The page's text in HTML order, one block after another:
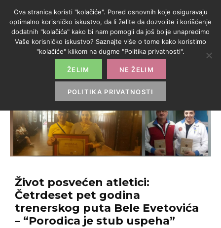
Život posvećen atletici:
Četrdeset pet godina
trenerskog puta Bele Evetovića
– “Porodica je stub uspeha”
Ova stranica koristi "kolačiće". Pored osnovnih koje osiguravaju
optimalno korisničko iskustvo, da li želite da dozvolite i korišćenje
dodatnih "kolačića" kako bi nam pomogli da još bolje unapredimo
Vaše korisničko iskustvo? Saznajte više o tome kako koristimo
"kolačiće" klikom na dugme "Politika privatnosti".
ŽELIM NE ŽELIM
POLITIKA PRIVATNOSTI